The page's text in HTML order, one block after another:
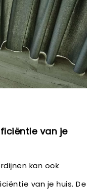
van je
kan ook
van je huis. De